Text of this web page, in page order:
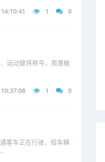
1 0
运动健将称号，周惠敏
1 0
客车正在行驶，但车辆